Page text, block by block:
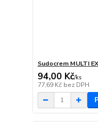
Sudocrem MULTI
94,00 Kč/ks
77,69 Kč bez DPH